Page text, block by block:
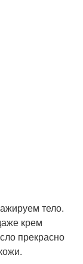
тело.
крем
прекрасно